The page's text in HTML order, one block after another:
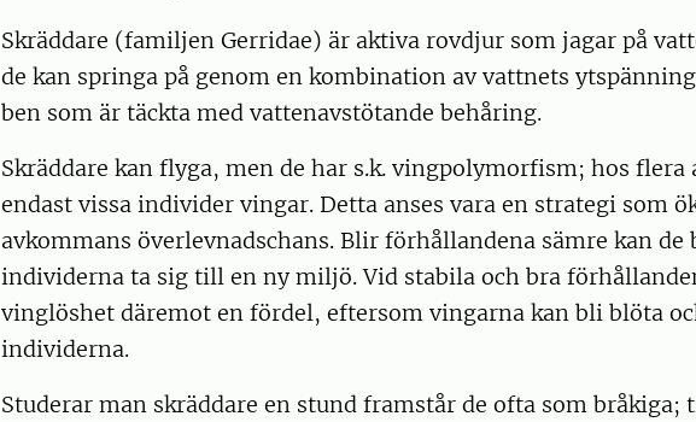
Skräddare (familjen Gerridae) är aktiva rovdjur som jagar på
de kan springa på genom en kombination av vattnets
ben som är täckta med vattenavstötande behåring.
Skräddare kan flyga, men de har s.k. vingpolymorfism; hos flera
endast vissa individer vingar. Detta anses vara en strategi som
avkommans överlevnadschans. Blir förhållandena sämre kan de
individerna ta sig till en ny miljö. Vid stabila och bra
vinglöshet däremot en fördel, eftersom vingarna kan bli blöta
individerna.
Studerar man skräddare en stund framstår de ofta som bråkiga;